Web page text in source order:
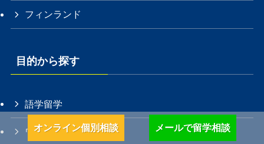
オンライン個別相談 メールで留学相談
フィンランド
目的から探す
語学留学
ワーキング・ホリデー